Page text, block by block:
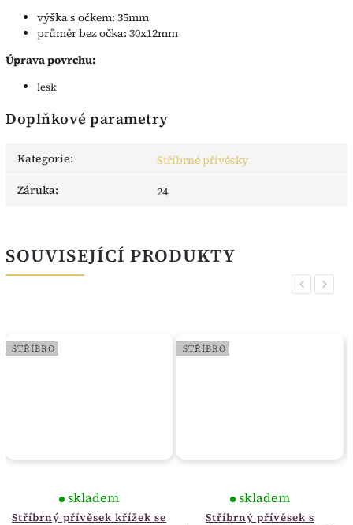
výška s očkem: 35mm
průměr bez očka: 30x12mm
Úprava povrchu:
lesk
Doplňkové parametry
Kategorie:
Stříbrné přívěsky
Záruka: 24
SOUVISEJÍCÍ PRODUKTY
Previous
STŘÍBRO
Stříbrný přívěsek křížek se
skladem
STŘÍBRO
Stříbrný přívěsek s
skladem
Next